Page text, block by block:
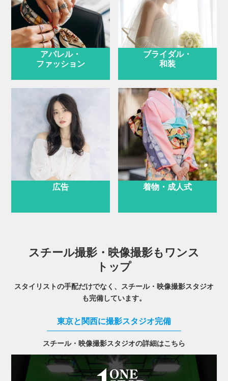
アパレル・
ファッション
ブライダル・
和装
広告 着物・成人式
スチール撮影・映像撮影もワンス
トップ
スタイリストの手配だけでなく、スチール・映像撮影スタジオ
も完備しています。
東京と関西に撮影スタジオ完備
スチール・映像撮影スタジオの詳細はこちら